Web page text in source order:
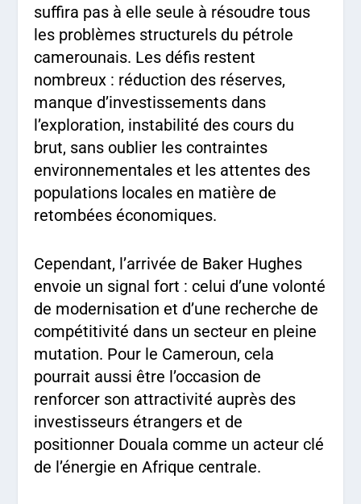
suffira pas à elle seule à résoudre tous
les problèmes structurels du pétrole
camerounais. Les défis restent
nombreux : réduction des réserves,
manque d’investissements dans
l’exploration, instabilité des cours du
brut, sans oublier les contraintes
environnementales et les attentes des
populations locales en matière de
retombées économiques.
Cependant, l’arrivée de Baker Hughes
envoie un signal fort : celui d’une volonté
de modernisation et d’une recherche de
compétitivité dans un secteur en pleine
mutation. Pour le Cameroun, cela
pourrait aussi être l’occasion de
renforcer son attractivité auprès des
investisseurs étrangers et de
positionner Douala comme un acteur clé
de l’énergie en Afrique centrale.